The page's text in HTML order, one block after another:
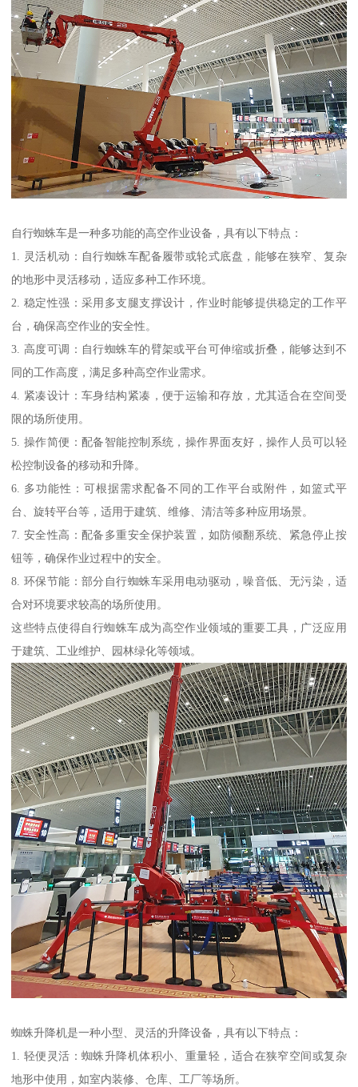
自行蜘蛛车是一种多功能的高空作业设备，具有以下特点：
1. 灵活机动：自行蜘蛛车配备履带或轮式底盘，能够在狭窄、复杂
的地形中灵活移动，适应多种工作环境。
2. 稳定性强：采用多支腿支撑设计，作业时能够提供稳定的工作平
台，确保高空作业的安全性。
3. 高度可调：自行蜘蛛车的臂架或平台可伸缩或折叠，能够达到不
同的工作高度，满足多种高空作业需求。
4. 紧凑设计：车身结构紧凑，便于运输和存放，尤其适合在空间受
限的场所使用。
5. 操作简便：配备智能控制系统，操作界面友好，操作人员可以轻
松控制设备的移动和升降。
6. 多功能性：可根据需求配备不同的工作平台或附件，如篮式平
台、旋转平台等，适用于建筑、维修、清洁等多种应用场景。
7. 安全性高：配备多重安全保护装置，如防倾翻系统、紧急停止按
钮等，确保作业过程中的安全。
8. 环保节能：部分自行蜘蛛车采用电动驱动，噪音低、无污染，适
合对环境要求较高的场所使用。
这些特点使得自行蜘蛛车成为高空作业领域的重要工具，广泛应用
于建筑、工业维护、园林绿化等领域。
蜘蛛升降机是一种小型、灵活的升降设备，具有以下特点：
1. 轻便灵活：蜘蛛升降机体积小、重量轻，适合在狭窄空间或复杂
地形中使用，如室内装修、仓库、工厂等场所。